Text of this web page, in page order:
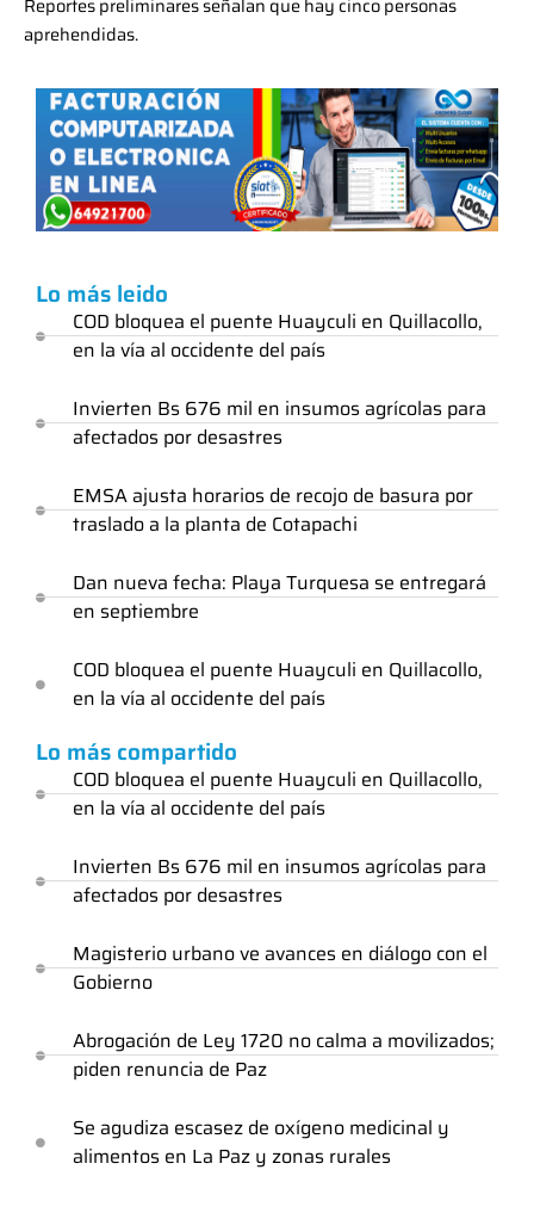
aprehendidas.
Lo más leido
COD bloquea el puente Huayculi en Quillacollo,
en la vía al occidente del país
Invierten Bs 676 mil en insumos agrícolas para
afectados por desastres
EMSA ajusta horarios de recojo de basura por
traslado a la planta de Cotapachi
Dan nueva fecha: Playa Turquesa se entregará
en septiembre
COD bloquea el puente Huayculi en Quillacollo,
en la vía al occidente del país
Lo más compartido
COD bloquea el puente Huayculi en Quillacollo,
en la vía al occidente del país
Invierten Bs 676 mil en insumos agrícolas para
afectados por desastres
Magisterio urbano ve avances en diálogo con el
Gobierno
Abrogación de Ley 1720 no calma a movilizados;
piden renuncia de Paz
Se agudiza escasez de oxígeno medicinal y
alimentos en La Paz y zonas rurales